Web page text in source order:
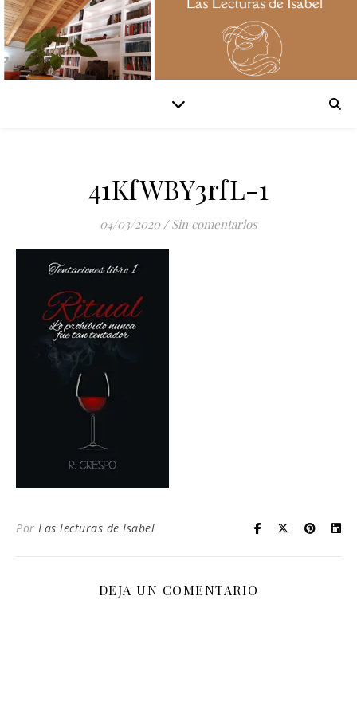
41KfWBY3rfL-1
04/03/2020 / Sin comentarios
Por Las lecturas de Isabel
DEJA UN COMENTARIO